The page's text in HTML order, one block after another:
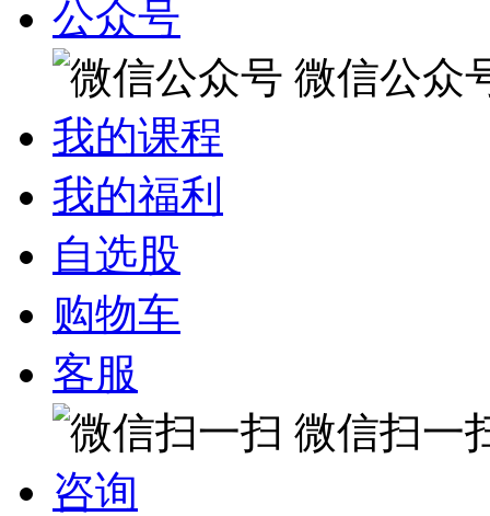
公众号
微信公众
我的课程
我的福利
自选股
购物车
客服
微信扫一
咨询